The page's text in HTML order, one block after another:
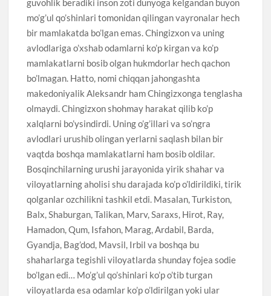
mo’g’ul qo’shinlari tomonidan qilingan vayronalar hech
bir mamlakatda bo’lgan emas. Chingizxon va uning
avlodlariga o’xshab odamlarni ko’p kirgan va ko’p
mamlakatlarni bosib olgan hukmdorlar hech qachon
bo’lmagan. Hatto, nomi chiqqan jahongashta
makedoniyalik Aleksandr ham Chingizxonga tenglasha
olmaydi. Chingizxon shohmay harakat qilib ko’p
xalqlarni bo’ysindirdi. Uning o’g’illari va so’ngra
avlodlari urushib olingan yerlarni saqlash bilan bir
vaqtda boshqa mamlakatlarni ham bosib oldilar.
Bosqinchilarning urushi jarayonida yirik shahar va
viloyatlarning aholisi shu darajada ko’p o’ldirildiki, tirik
qolganlar ozchilikni tashkil etdi. Masalan, Turkiston,
Balx, Shaburgan, Talikan, Marv, Saraxs, Hirot, Ray,
Hamadon, Qum, Isfahon, Marag, Ardabil, Barda,
Gyandja, Bag’dod, Mavsil, Irbil va boshqa bu
shaharlarga tegishli viloyatlarda shunday fojea sodie
bo’lgan edi… Mo’g’ul qo’shinlari ko’p o’tib turgan
viloyatlarda esa odamlar ko’p o’ldirilgan yoki ular